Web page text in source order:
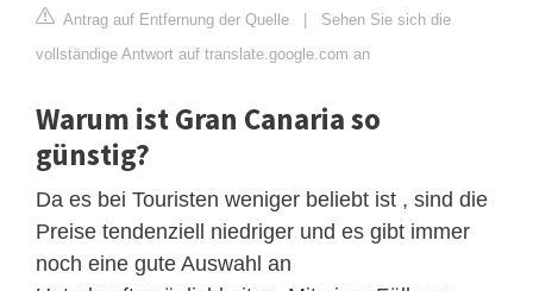
Antrag auf Entfernung der Quelle | Sehen Sie sich die
vollständige Antwort auf translate.google.com an
Warum ist Gran Canaria so
günstig?
Da es bei Touristen weniger beliebt ist , sind die
Preise tendenziell niedriger und es gibt immer
noch eine gute Auswahl an